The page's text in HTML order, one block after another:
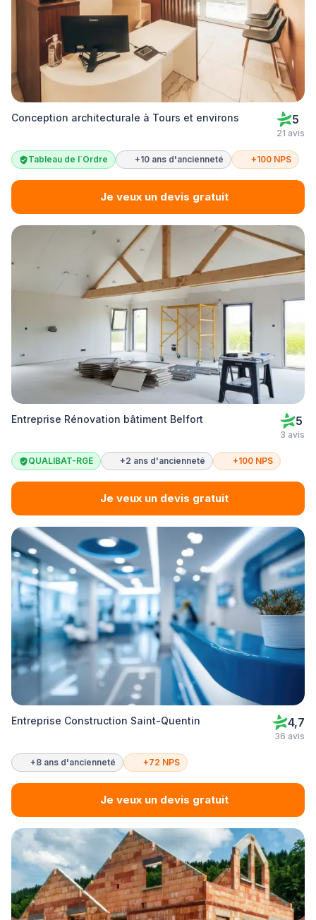
Conception architecturale à Tours et environs 5
21 avis
Tableau de l´Ordre +10 ans d'ancienneté +100 NPS
Je veux un devis gratuit
Entreprise Rénovation bâtiment Belfort 5
3 avis
QUALIBAT-RGE +2 ans d'ancienneté +100 NPS
Je veux un devis gratuit
Entreprise Construction Saint-Quentin 4,7
36 avis
+8 ans d'ancienneté +72 NPS
Je veux un devis gratuit